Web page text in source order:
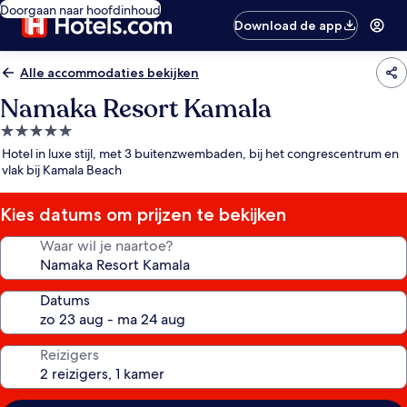
Doorgaan naar hoofdinhoud
Download de app
Alle accommodaties bekijken
Namaka Resort Kamala
5.0-
sterrenaccommodatie
Hotel in luxe stijl, met 3 buitenzwembaden, bij het congrescentrum en
vlak bij Kamala Beach
Kies datums om prijzen te bekijken
Waar wil je naartoe?
Datums
Reizigers